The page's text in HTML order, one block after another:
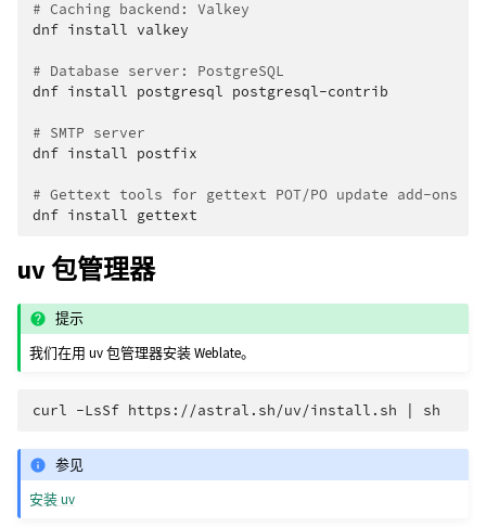
# Caching backend: Valkey
dnf install valkey
# Database server: PostgreSQL
dnf install postgresql postgresql-contrib
# SMTP server
dnf install postfix
# Gettext tools for gettext POT/PO update add-ons
dnf install
uv 包管理器
提示
我们在用 uv 包管理器安装 Weblate。
curl -LsSf https://astral.sh/uv/install.sh
参见
安装 uv